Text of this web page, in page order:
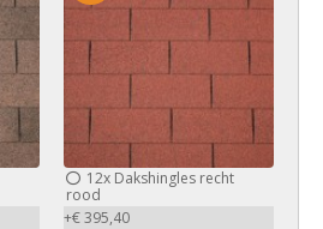
12xDakshingles recht
rood
+€ 395,40